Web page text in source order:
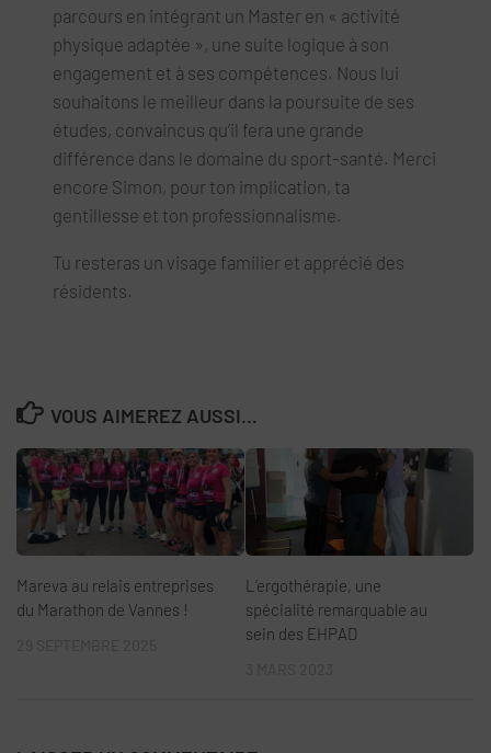
parcours en intégrant un Master en « activité
physique adaptée », une suite logique à son
engagement et à ses compétences. Nous lui
souhaitons le meilleur dans la poursuite de ses
études, convaincus qu’il fera une grande
différence dans le domaine du sport-santé. Merci
encore Simon, pour ton implication, ta
gentillesse et ton professionnalisme.
Tu resteras un visage familier et apprécié des
résidents.
VOUS AIMEREZ AUSSI...
Mareva au relais entreprises
du Marathon de Vannes !
L’ergothérapie, une
spécialité remarquable au
sein des EHPAD